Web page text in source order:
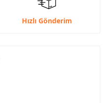
Hızlı Gönderim